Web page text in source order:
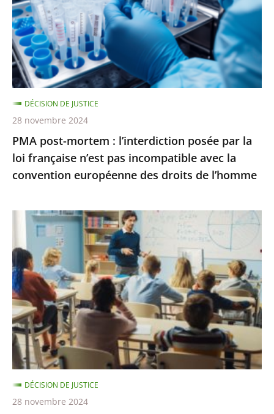
une
salle
pour
une
conféren...
l’interdiction
posée
par
la
loi
française
n’est
pas
incompatible
avec
la
européenne
droits
de
l’homme
PMA post-mortem : l’interdiction posée par la
loi française n’est pas incompatible avec la
convention européenne des droits de l’homme
DÉCISION DE JUSTICE
28 novembre 2024
poursuite
des
«
groupes
de
besoins
»
au
collège
à
la
DÉCISION DE JUSTICE
28 novembre 2024